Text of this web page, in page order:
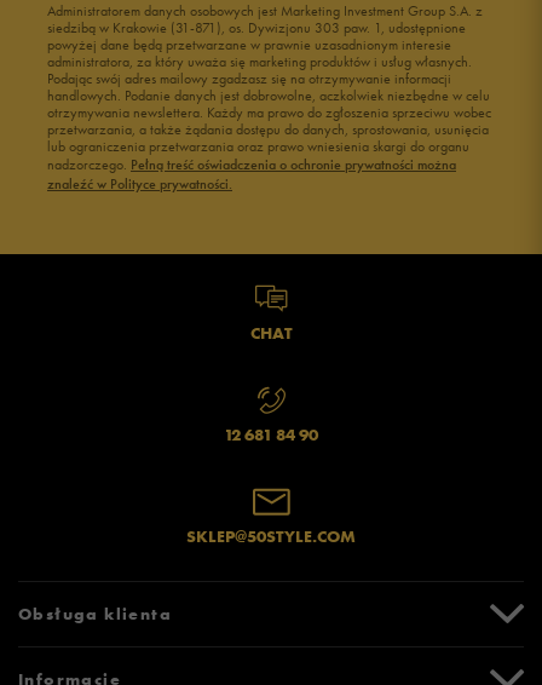
Administratorem danych osobowych jest Marketing Investment Group S.A. z
siedzibą w Krakowie (31-871), os. Dywizjonu 303 paw. 1, udostępnione
powyżej dane będą przetwarzane w prawnie uzasadnionym interesie
administratora, za który uważa się marketing produktów i usług własnych.
Podając swój adres mailowy zgadzasz się na otrzymywanie informacji
handlowych. Podanie danych jest dobrowolne, aczkolwiek niezbędne w celu
otrzymywania newslettera. Każdy ma prawo do zgłoszenia sprzeciwu wobec
przetwarzania, a także żądania dostępu do danych, sprostowania, usunięcia
lub ograniczenia przetwarzania oraz prawo wniesienia skargi do organu
nadzorczego. Pełną treść oświadczenia o ochronie prywatności można
znaleźć w Polityce prywatności.
CHAT
12 681 84 90
SKLEP@50STYLE.COM
Obsługa klienta
Informacje